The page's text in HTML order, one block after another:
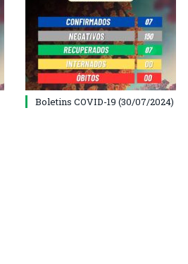
Boletins COVID-19 (30/07/2024)